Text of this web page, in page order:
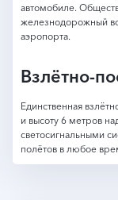
автомобиле.
железнодорожный
аэропорта.
Взлётно-
Единственная
и высоту 6 метров
светосигнальными
полётов в любое